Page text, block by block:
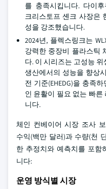
를 충족시킵니다. 다이
크리스토프 셴크 사장은
성을 강조했습니다.
2024년, 플렉스링크는
강력한 중장비 플라스틱
다. 이 시리즈는 고성능
생산에서의 성능을 향상
전 기준(EHEDG)을 충족
인 윤활이 필요 없는 빠
니다.
체인 컨베이어 시장 조사
수익(백만 달러)과 수량(천
한 추정치와 예측치를 포함
니다:
운영 방식별 시장